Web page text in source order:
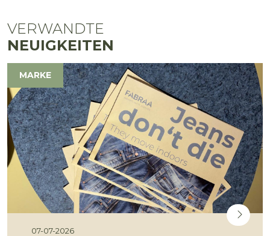
VERWANDTE
NEUIGKEITEN
MARKE
07-07-2026